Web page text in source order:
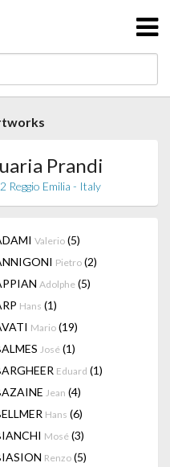
Prandi
Reggio Emilia - Italy
Valerio (5)
Pietro (2)
Adolphe (5)
Hans (1)
Mario (19)
José (1)
Eduard (1)
Jean (4)
Hans (6)
Mosé (3)
Renzo (5)